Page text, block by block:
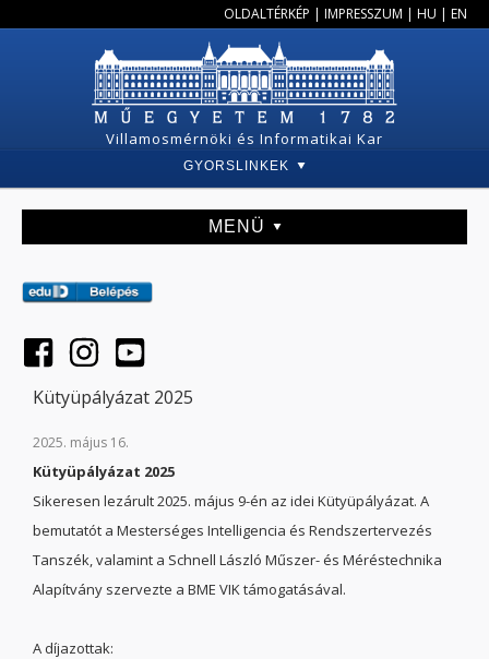
OLDALTÉRKÉP | IMPRESSZUM | HU | EN
Villamosmérnöki és Informatikai Kar
GYORSLINKEK
MENÜ
Kütyüpályázat 2025
2025. május 16.
Kütyüpályázat 2025
Sikeresen lezárult 2025. május 9-én az idei Kütyüpályázat. A
bemutatót a Mesterséges Intelligencia és Rendszertervezés
Tanszék, valamint a Schnell László Műszer- és Méréstechnika
Alapítvány szervezte a BME VIK támogatásával.
A díjazottak: